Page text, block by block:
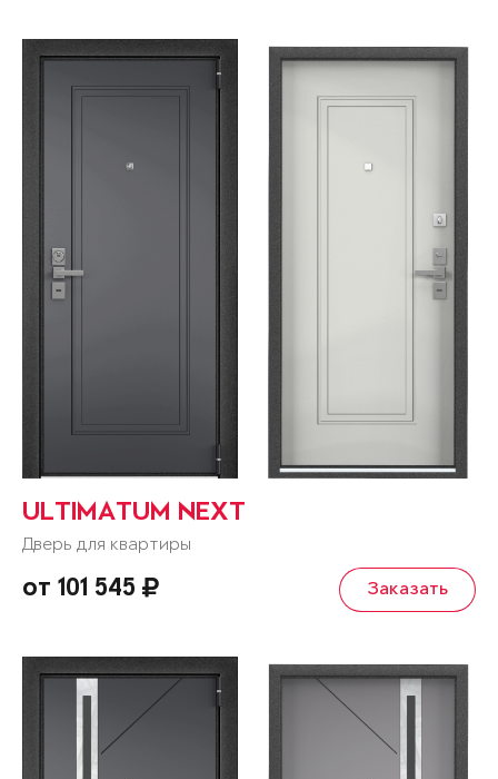
ULTIMATUM NEXT
Дверь для квартиры
от 101 545 Заказать